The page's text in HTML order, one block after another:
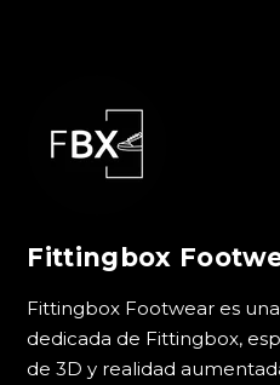
Fittingbox
Fittingbox Footwear es
dedicada de Fittingbox,
de 3D y realidad